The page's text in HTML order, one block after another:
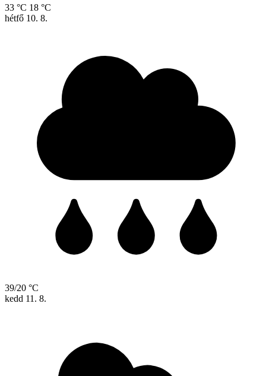
33 °C 18 °C
hétfő 10. 8.
39/20 °C
kedd 11. 8.